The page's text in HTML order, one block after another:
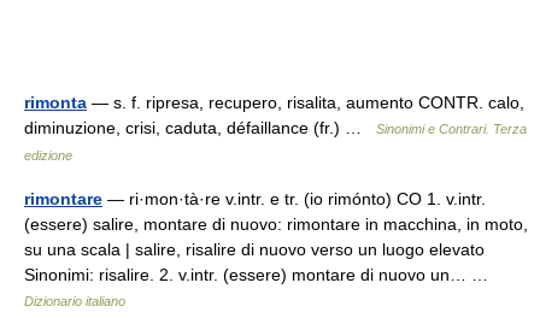
rimonta — s. f. ripresa, recupero, risalita, aumento CONTR. calo,
diminuzione, crisi, caduta, défaillance (fr.) …
Sinonimi e Contrari. Terza
edizione
rimontare — ri·mon·tà·re v.intr. e tr. (io rimónto) CO 1. v.intr.
(essere) salire, montare di nuovo: rimontare in macchina, in moto,
su una scala | salire, risalire di nuovo verso un luogo elevato
Sinonimi: risalire. 2. v.intr. (essere) montare di nuovo un… …
Dizionario italiano